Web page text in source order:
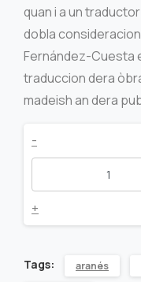
quan i a un
dobla
Fernández-Cuesta
traduccion dera
madeish an dera
Es
quantity
-
+
Tags: aranés